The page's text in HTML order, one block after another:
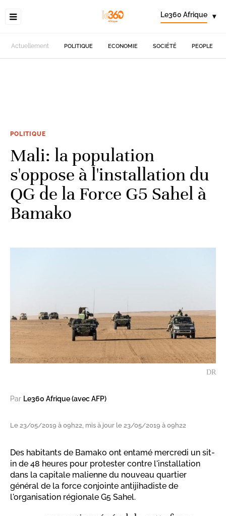
Le360 Afrique ▾
Actuellement POLITIQUE ECONOMIE SOCIÉTÉ PEOPLE
POLITIQUE
Mali: la population
s'oppose à l'installation du
QG de la Force G5 Sahel à
Bamako
DR
Par Le360 Afrique (avec AFP)
Le 23/05/2019 à 09h22, mis à jour le 23/05/2019 à 09h22
Des habitants de Bamako ont entamé mercredi un sit-
in de 48 heures pour protester contre l'installation
dans la capitale malienne du nouveau quartier
général de la force conjointe antijihadiste de
l'organisation régionale G5 Sahel.